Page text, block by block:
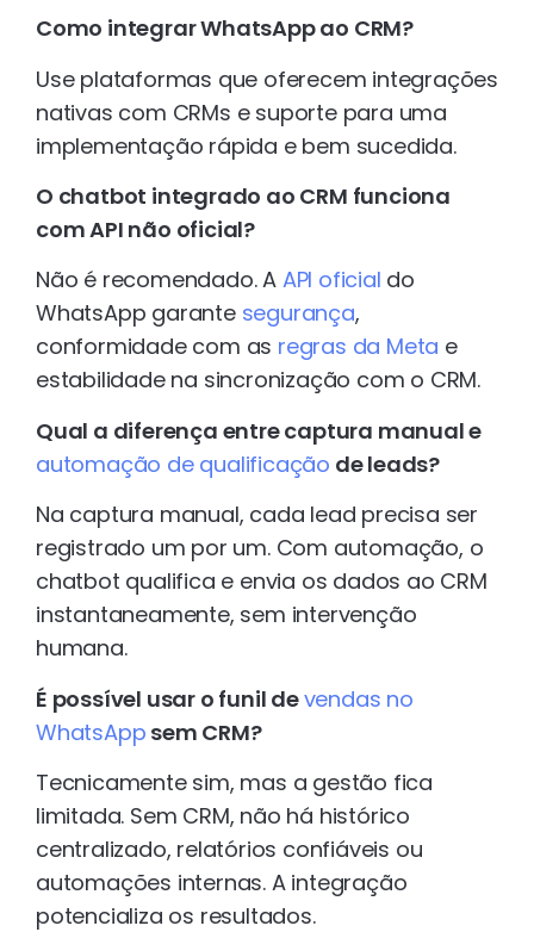
Como integrar WhatsApp ao CRM?
Use plataformas que oferecem integrações
nativas com CRMs e suporte para uma
implementação rápida e bem sucedida.
O chatbot integrado ao CRM funciona
com API não oficial?
Não é recomendado. A API oficial do
WhatsApp garante segurança,
conformidade com as regras da Meta e
estabilidade na sincronização com o CRM.
Qual a diferença entre captura manual e
automação de qualificação de leads?
Na captura manual, cada lead precisa ser
registrado um por um. Com automação, o
chatbot qualifica e envia os dados ao CRM
instantaneamente, sem intervenção
humana.
É possível usar o funil devendas no
WhatsApp sem CRM?
Tecnicamente sim, mas a gestão fica
limitada. Sem CRM, não há histórico
centralizado, relatórios confiáveis ou
automações internas. A integração
potencializa os resultados.